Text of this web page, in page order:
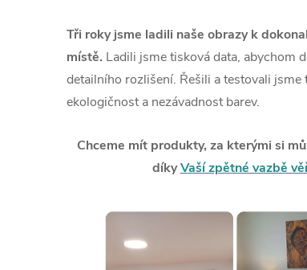
Tři roky jsme ladili naše obrazy k
místě. Ladili jsme tisková data, abychom
detailního rozlišení. Řešili a testovali
ekologičnost a nezávadnost barev.
Chceme mít produkty, za kterými si
díkyVaší zpětné vazbě